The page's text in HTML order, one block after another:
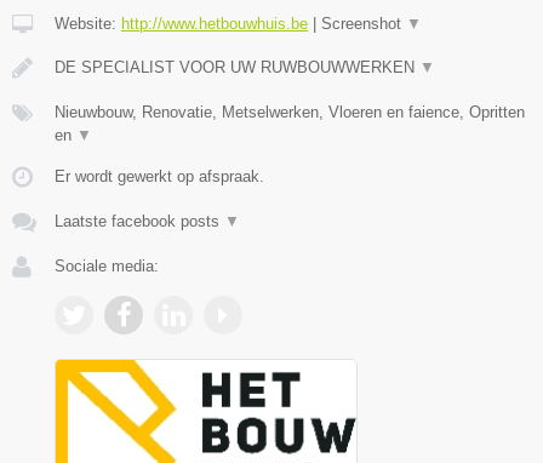
Website: http://www.hetbouwhuis.be Screenshot ▼
DE SPECIALIST VOOR UW RUWBOUWWERKEN ▼
Nieuwbouw, Renovatie, Metselwerken, Vloeren en faience, Opritten
en ▼
Er wordt gewerkt op afspraak.
Laatste facebook posts ▼
Sociale media: